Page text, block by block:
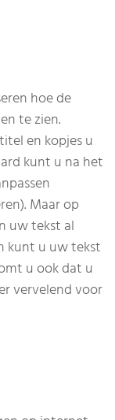
hoe de
te zien.
en kopjes u
kunt u na het
Maar op
uw tekst al
kunt u uw tekst
u ook dat u
vervelend voor